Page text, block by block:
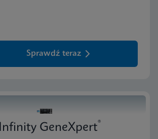
Sprawdź teraz
GeneXpert®